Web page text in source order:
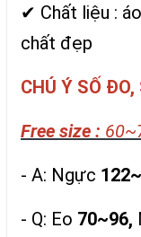
✔ Chất liệu :
chất đẹp
CHÚ Ý SỐ
Free size :
- A: Ngực
- Q: Eo 70~96,